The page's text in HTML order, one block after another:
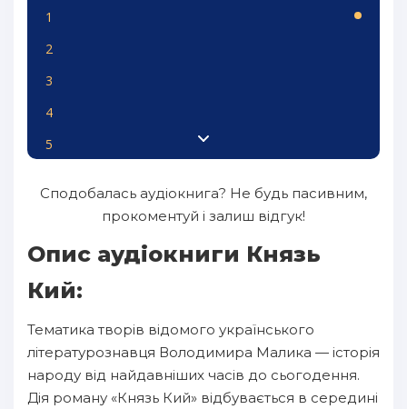
1
2
3
4
5
10
11
13
Сподобалась аудіокнига? Не будь пасивним,
прокоментуй і залиш відгук!
Опис аудіокниги Князь
Кий:
Тематика творів відомого українського
літературознавця Володимира Малика — історія
народу від найдавніших часів до сьогодення.
Дія роману «Князь Кий» відбувається в середині